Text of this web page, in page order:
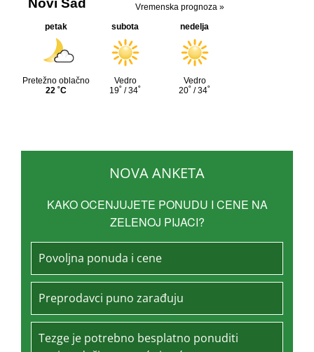
NOVA ANKETA
KAKO OCENJUJETE PONUDU I CENE NA
ZELENOJ PIJACI?
Povoljna ponuda i cene
Preprodavci puno zarađuju
Tezge je potrebno besplatno ponuditi